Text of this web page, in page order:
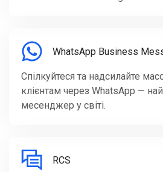
WhatsApp Business
Спілкуйтеся та надсилайте
клієнтам через WhatsApp —
месенджер у світі.
RCS